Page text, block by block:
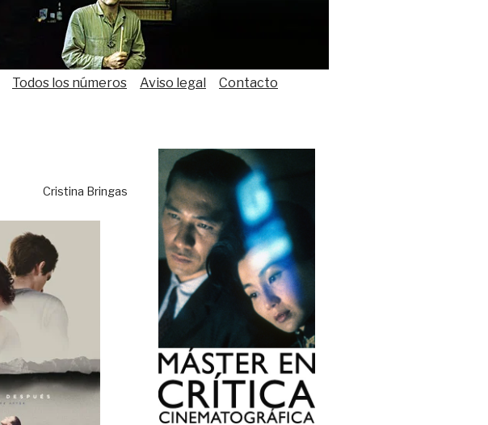
Todos los números Aviso legal Contacto
Cristina Bringas